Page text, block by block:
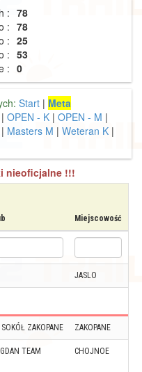
: 78
: 78
: 25
: 53
: 0
Start | Meta
| OPEN - K | OPEN - M |
| Masters M | Weteran K |
nieoficjalne !!!
Miejscowość
JASLO
ZAKOPANE ZAKOPANE
TEAM CHOJNOE